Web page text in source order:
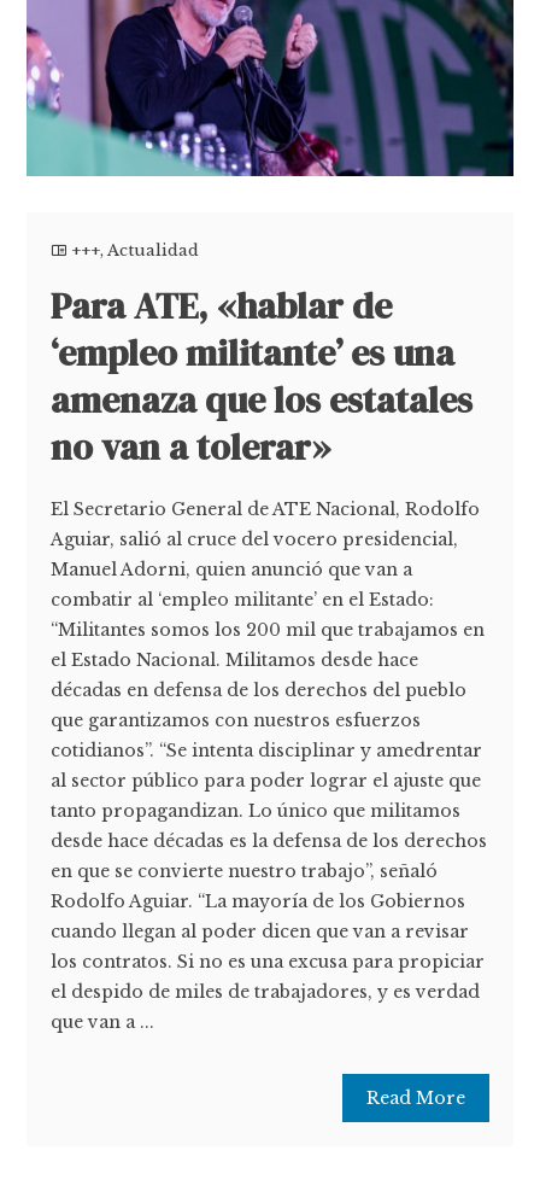
+++,Actualidad
Para ATE, «hablar de
‘empleo militante’ es una
amenaza que los estatales
no van a tolerar»
El Secretario General de ATE Nacional, Rodolfo
Aguiar, salió al cruce del vocero presidencial,
Manuel Adorni, quien anunció que van a
combatir al ‘empleo militante’ en el Estado:
“Militantes somos los 200 mil que trabajamos en
el Estado Nacional. Militamos desde hace
décadas en defensa de los derechos del pueblo
que garantizamos con nuestros esfuerzos
cotidianos”. “Se intenta disciplinar y amedrentar
al sector público para poder lograr el ajuste que
tanto propagandizan. Lo único que militamos
desde hace décadas es la defensa de los derechos
en que se convierte nuestro trabajo”, señaló
Rodolfo Aguiar. “La mayoría de los Gobiernos
cuando llegan al poder dicen que van a revisar
los contratos. Si no es una excusa para propiciar
el despido de miles de trabajadores, y es verdad
que van a ...
Read More